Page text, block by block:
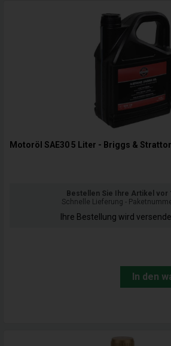
Motoröl SAE30 5 Liter - Briggs &
Bestellen Sie Ihre Artikel vor
Schnelle Lieferung -
Ihre Bestellung wird
In den